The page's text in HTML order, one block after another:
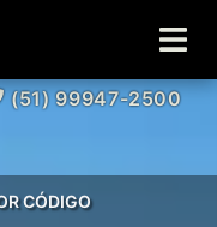
(51) 99947-2500
CÓDIGO